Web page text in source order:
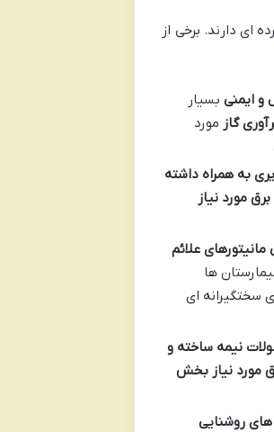
ای دارند. برخی از
و ایمنی بسیار
گاز مورد
به همراه داشته
برق مورد نیاز
علائم
ها
سختگیرانه ای
نیمه ساخته و
مورد نیاز بخش
روشنایی